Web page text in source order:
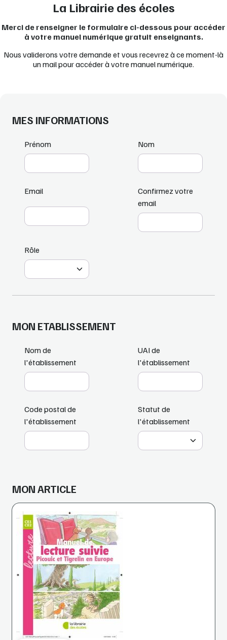
La Librairie des écoles
Merci de renseigner le formulaire ci-dessous pour accéder
à votre manuel numérique gratuit enseignants.
Nous validerons votre demande et vous recevrez à ce moment-là
un mail pour accéder à votre manuel numérique.
MES INFORMATIONS
Prénom Nom
Email
Confirmez votre
email
Rôle
MON ETABLISSEMENT
Nom de
l'établissement
UAI de
l'établissement
Code postal de
l'établissement
Statut de
l'établissement
MON ARTICLE